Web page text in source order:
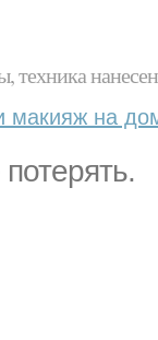
техника
макияж на